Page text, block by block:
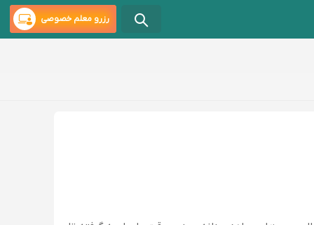
رزرو معلم خصوصی